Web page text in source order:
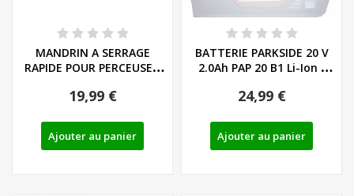
MANDRIN A SERRAGE
RAPIDE POUR PERCEUSE -
19,99 €
Ajouter au panier
BATTERIE PARKSIDE 20 V
2.0Ah PAP 20 B1 Li-Ion -
24,99 €
Ajouter au panier